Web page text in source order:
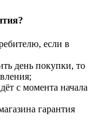
если в
день покупки, то
с момента начала
гарантия